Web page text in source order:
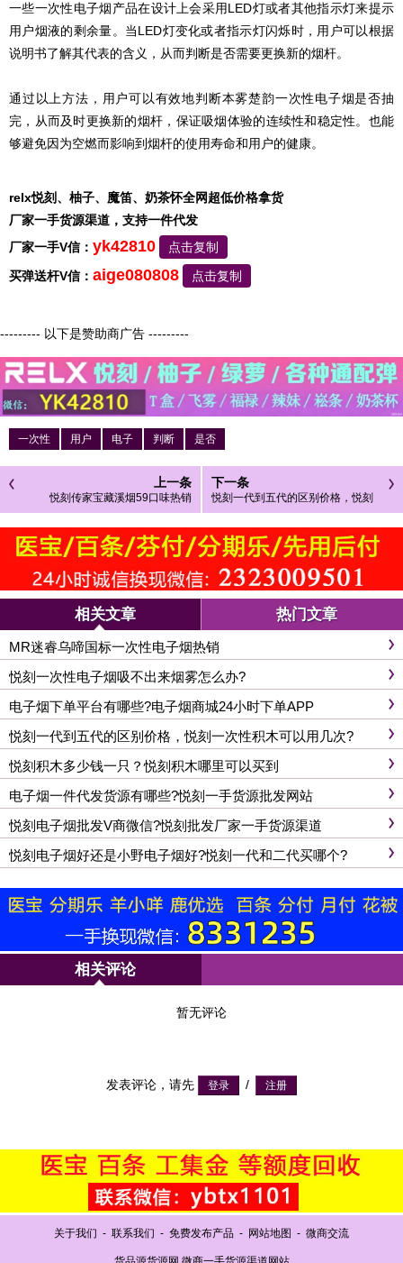
一些一次性电子烟产品在设计上会采用LED灯或者其他指示灯来提示
用户烟液的剩余量。当LED灯变化或者指示灯闪烁时，用户可以根据
说明书了解其代表的含义，从而判断是否需要更换新的烟杆。
通过以上方法，用户可以有效地判断本雾楚韵一次性电子烟是否抽
完，从而及时更换新的烟杆，保证吸烟体验的连续性和稳定性。也能
够避免因为空燃而影响到烟杆的使用寿命和用户的健康。
relx悦刻、柚子、魔笛、奶茶怀全网超低价格拿货
厂家一手货源渠道，支持一件代发
厂家一手V信： yk42810
点击复制
买弹送杆V信： aige080808 点击复制
--------- 以下是赞助商广告 ---------
一次性 用户 电子 判断 是否
上一条
悦刻传家宝藏溪烟59口味热销
下一条
悦刻一代到五代的区别价格，悦刻
一次性积木可以用几次?
相关文章 热门文章
MR迷睿乌啼国标一次性电子烟热销
悦刻一次性电子烟吸不出来烟雾怎么办?
电子烟下单平台有哪些?电子烟商城24小时下单APP
悦刻一代到五代的区别价格，悦刻一次性积木可以用几次?
悦刻积木多少钱一只？悦刻积木哪里可以买到
电子烟一件代发货源有哪些?悦刻一手货源批发网站
悦刻电子烟批发V商微信?悦刻批发厂家一手货源渠道
悦刻电子烟好还是小野电子烟好?悦刻一代和二代买哪个?
相关评论
暂无评论
发表评论，请先 /
关于我们 - 联系我们 - 免费发布产品 - 网站地图 - 微商交流